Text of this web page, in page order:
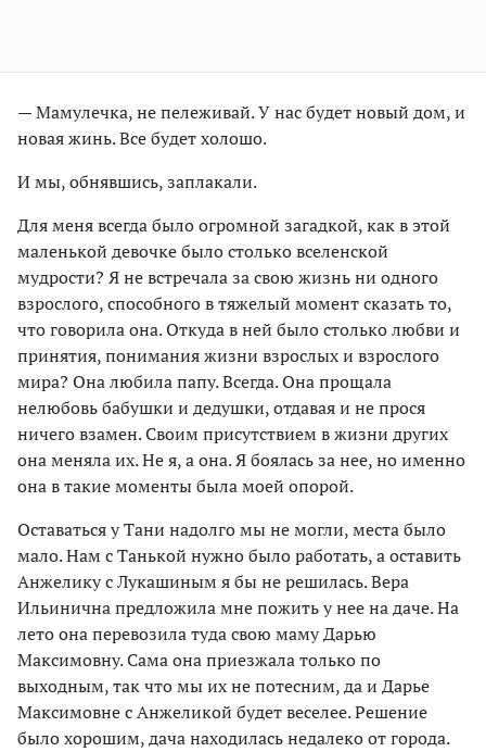
— Мамулечка, не пележивай. У нас будет новый дом, и
новая жинь. Все будет холошо.
И мы, обнявшись, заплакали.
Для меня всегда было огромной загадкой, как в этой
маленькой девочке было столько вселенской
мудрости? Я не встречала за свою жизнь ни одного
взрослого, способного в тяжелый момент сказать то,
что говорила она. Откуда в ней было столько любви и
принятия, понимания жизни взрослых и взрослого
мира? Она любила папу. Всегда. Она прощала
нелюбовь бабушки и дедушки, отдавая и не прося
ничего взамен. Своим присутствием в жизни других
она меняла их. Не я, а она. Я боялась за нее, но именно
она в такие моменты была моей опорой.
Оставаться у Тани надолго мы не могли, места было
мало. Нам с Танькой нужно было работать, а оставить
Анжелику с Лукашиным я бы не решилась. Вера
Ильинична предложила мне пожить у нее на даче. На
лето она перевозила туда свою маму Дарью
Максимовну. Сама она приезжала только по
выходным, так что мы их не потесним, да и Дарье
Максимовне с Анжеликой будет веселее. Решение
было хорошим, дача находилась недалеко от города.